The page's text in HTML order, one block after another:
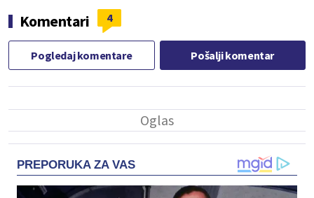
Komentari 4
Pogledaj komentare Pošalji komentar
PREPORUKA ZA VAS